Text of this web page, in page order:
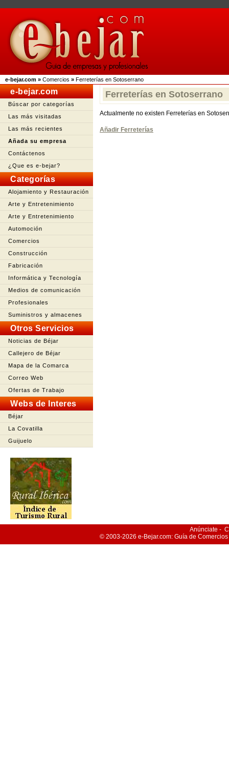
e-bejar.com » Comercios » Ferreterías en Sotoserrano
e-bejar.com
Búscar por categorías
Las más visitadas
Las más recientes
Añada su empresa
Contáctenos
¿Que es e-bejar?
Categorías
Alojamiento y Restauración
Arte y Entretenimiento
Arte y Entretenimiento
Automoción
Comercios
Construcción
Fabricación
Informática y Tecnología
Medios de comunicación
Profesionales
Suministros y almacenes
Otros Servicios
Noticias de Béjar
Callejero de Béjar
Mapa de la Comarca
Correo Web
Ofertas de Trabajo
Webs de Interes
Béjar
La Covatilla
Guijuelo
Ferreterías en Sotoserrano
Actualmente no existen Ferreterías en
Añadir Ferreterías
Anúnciate -
© 2003-2026 e-Bejar.com: Guía de